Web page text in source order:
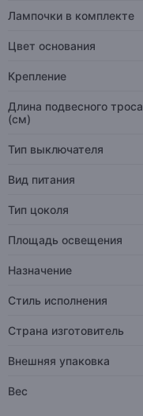
Лампочки в комплекте
Цвет основания
Крепление
Длина подвесного троса
(см)
Тип выключателя
Вид питания
Тип цоколя
Площадь освещения
Назначение
Стиль исполнения
Страна изготовитель
Внешняя упаковка
Вес